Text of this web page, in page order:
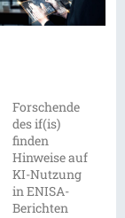
Forschende
des if(is)
finden
Hinweise auf
KI-Nutzung
in ENISA-
Berichten